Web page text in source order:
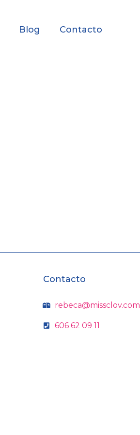
Blog Contacto
Contacto
rebeca@missclov.com
606 62 09 11